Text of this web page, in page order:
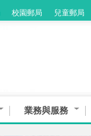
校園郵局 兒童郵局
業務與服務